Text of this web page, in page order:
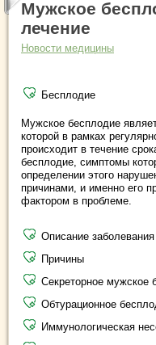
Мужское
лечение
Новости медицины
Бесплодие
Мужское бесплодие
которой в рамках
происходит в течение
бесплодие, симптомы
определении этого
причинами, и именно его
фактором в проблеме.
Описание заболевания
Причины
Секреторное мужское
Обтурационное
Иммунологическая